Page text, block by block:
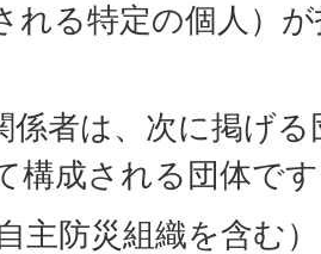
れる特定の個人）
係者は、次に掲げ
構成される団体で
主防災組織を含む）